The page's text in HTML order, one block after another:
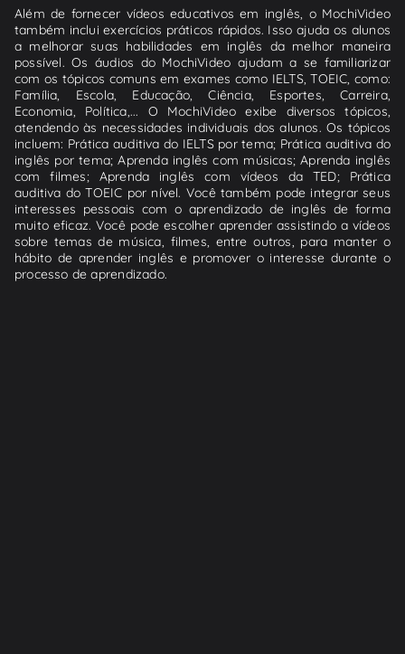
Além de fornecer vídeos educativos em inglês, o MochiVideo
também inclui exercícios práticos rápidos. Isso ajuda os alunos
a melhorar suas habilidades em inglês da melhor maneira
possível. Os áudios do MochiVideo ajudam a se familiarizar
com os tópicos comuns em exames como IELTS, TOEIC, como:
Família, Escola, Educação, Ciência, Esportes, Carreira,
Economia, Política,... O MochiVideo exibe diversos tópicos,
atendendo às necessidades individuais dos alunos. Os tópicos
incluem: Prática auditiva do IELTS por tema; Prática auditiva do
inglês por tema; Aprenda inglês com músicas; Aprenda inglês
com filmes; Aprenda inglês com vídeos da TED; Prática
auditiva do TOEIC por nível. Você também pode integrar seus
interesses pessoais com o aprendizado de inglês de forma
muito eficaz. Você pode escolher aprender assistindo a vídeos
sobre temas de música, filmes, entre outros, para manter o
hábito de aprender inglês e promover o interesse durante o
processo de aprendizado.